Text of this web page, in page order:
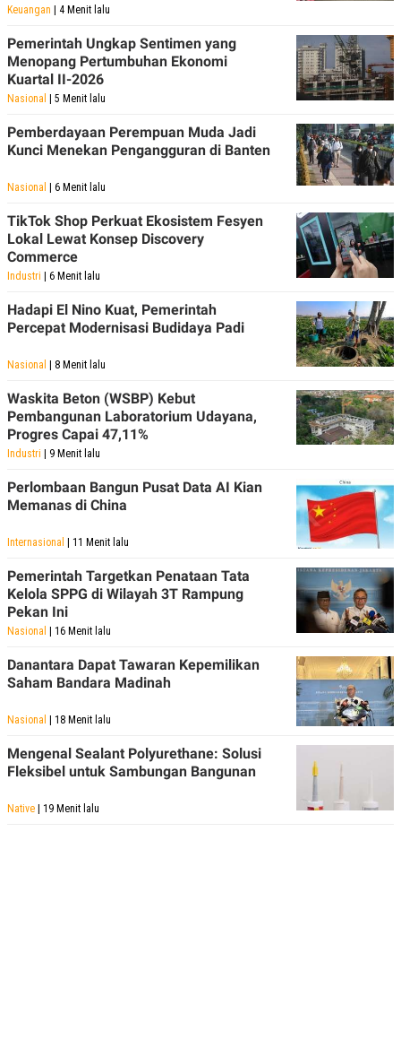
Keuangan | 4 Menit lalu
Pemerintah Ungkap Sentimen yang
Menopang Pertumbuhan Ekonomi
Kuartal II-2026
Nasional | 5 Menit lalu
Pemberdayaan Perempuan Muda Jadi
Kunci Menekan Pengangguran di Banten
Nasional | 6 Menit lalu
TikTok Shop Perkuat Ekosistem Fesyen
Lokal Lewat Konsep Discovery
Commerce
Industri | 6 Menit lalu
Hadapi El Nino Kuat, Pemerintah
Percepat Modernisasi Budidaya Padi
Nasional | 8 Menit lalu
Waskita Beton (WSBP) Kebut
Pembangunan Laboratorium Udayana,
Progres Capai 47,11%
Industri | 9 Menit lalu
Perlombaan Bangun Pusat Data AI Kian
Memanas di China
Internasional | 11 Menit lalu
Pemerintah Targetkan Penataan Tata
Kelola SPPG di Wilayah 3T Rampung
Pekan Ini
Nasional | 16 Menit lalu
Danantara Dapat Tawaran Kepemilikan
Saham Bandara Madinah
Nasional | 18 Menit lalu
Mengenal Sealant Polyurethane: Solusi
Fleksibel untuk Sambungan Bangunan
Native | 19 Menit lalu